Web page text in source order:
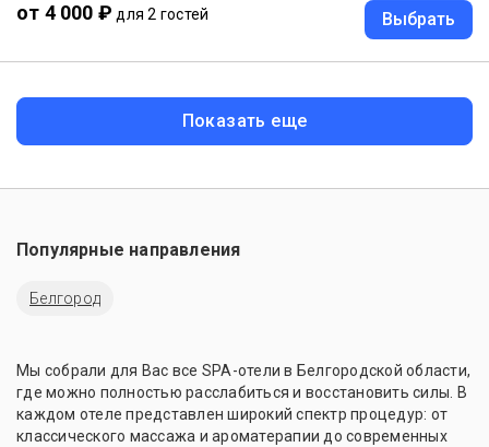
от 4 000 ₽ для 2 гостей Выбрать
Показать еще
Популярные направления
Белгород
Мы собрали для Вас все SPA-отели в Белгородской области,
где можно полностью расслабиться и восстановить силы. В
каждом отеле представлен широкий спектр процедур: от
классического массажа и ароматерапии до современных